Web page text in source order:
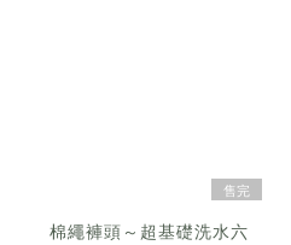
售完
棉繩褲頭～超基礎洗水六